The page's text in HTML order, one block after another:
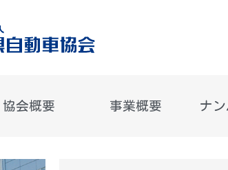
協会概要 事業概要 ナ